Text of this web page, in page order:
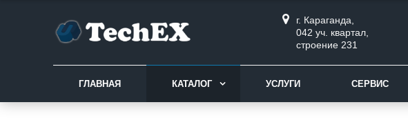
г. Караганда,
042 уч. квартал,
строение 231
ГЛАВНАЯ КАТАЛОГ УСЛУГИ СЕРВИС